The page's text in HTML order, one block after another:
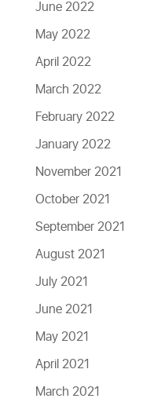
June 2022
May 2022
April 2022
March 2022
February 2022
January 2022
November 2021
October 2021
September 2021
August 2021
July 2021
June 2021
May 2021
April 2021
March 2021